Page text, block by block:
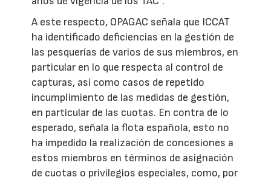
A este respecto, OPAGAC señala que ICCAT
ha identificado deficiencias en la gestión de
las pesquerías de varios de sus miembros, en
particular en lo que respecta al control de
capturas, así como casos de repetido
incumplimiento de las medidas de gestión,
en particular de las cuotas. En contra de lo
esperado, señala la flota española, esto no
ha impedido la realización de concesiones a
estos miembros en términos de asignación
de cuotas o privilegios especiales, como, por